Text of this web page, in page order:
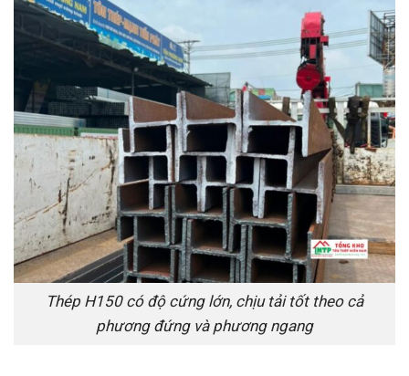
Thép H150 có độ cứng lớn, chịu tải tốt theo cả
phương đứng và phương ngang